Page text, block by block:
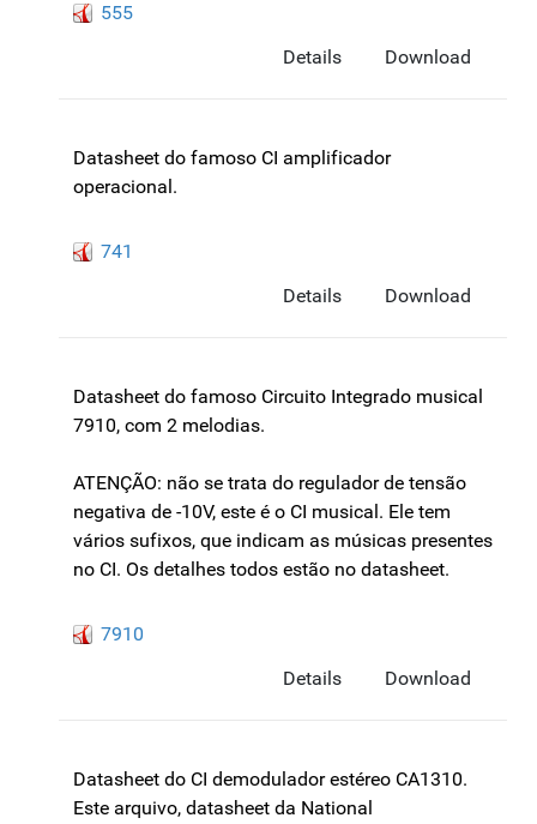
555
Download
Details
Datasheet do famoso CI amplificador
operacional.
741
Download
Details
Datasheet do famoso Circuito Integrado musical
7910, com 2 melodias.
ATENÇÃO: não se trata do regulador de tensão
negativa de -10V, este é o CI musical. Ele tem
vários sufixos, que indicam as músicas presentes
no CI. Os detalhes todos estão no datasheet.
7910
Download
Details
Datasheet do CI demodulador estéreo CA1310.
Este arquivo, datasheet da National